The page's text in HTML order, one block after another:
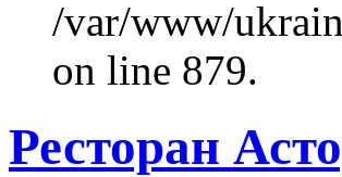
/var/www/
on line 879.
Ресторан